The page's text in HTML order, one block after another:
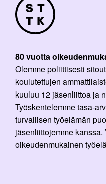
80 vuotta
Olemme poliittisesti
koulutettujen
kuuluu 12 jäsenliittoa ja
Työskentelemme tasa-
turvallisen työelämän
jäsenliittojemme kanssa.
oikeudenmukainen